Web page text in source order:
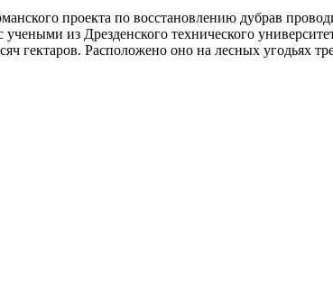
проекта по восстановлению дубрав
учеными из Дрезденского технического
гектаров. Расположено оно на лесных угодьях